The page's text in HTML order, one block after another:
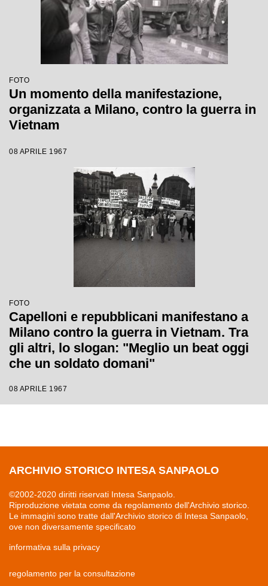
FOTO
Un momento della manifestazione,
organizzata a Milano, contro la guerra in
Vietnam
08 APRILE 1967
FOTO
Capelloni e repubblicani manifestano a
Milano contro la guerra in Vietnam. Tra
gli altri, lo slogan: "Meglio un beat oggi
che un soldato domani"
08 APRILE 1967
ARCHIVIO STORICO INTESA SANPAOLO
©2002-2020 diritti riservati Intesa Sanpaolo.
Riproduzione vietata come da regolamento dell'Archivio storico.
Le immagini sono tratte dall'Archivio storico di Intesa Sanpaolo,
ove non diversamente specificato
informativa sulla privacy
regolamento per la consultazione